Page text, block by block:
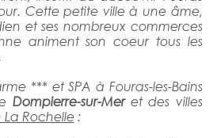
Cette petite ville à une âme,
et ses nombreux commerces
animent son coeur tous les
*** et SPA à Fouras-les-Bains
Dompierre-sur-Meret des villes
Rochelle: